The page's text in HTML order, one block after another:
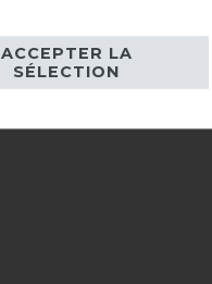
ACCEPTER LA
SÉLECTION